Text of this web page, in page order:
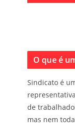
O que é
Sindicato é
de
mas nem